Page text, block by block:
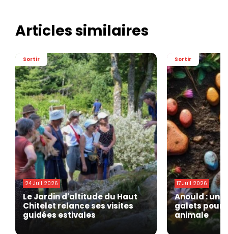
Articles similaires
Sortir
24 Juil 2026
Le Jardin d'altitude du Haut
Chitelet relance ses visites
guidées estivales
Sortir
17 Juil 2026
Anould :
galets pour
animale